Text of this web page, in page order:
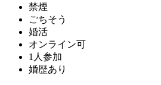
禁煙
ごちそう
婚活
オンライン可
1人参加
婚歴あり